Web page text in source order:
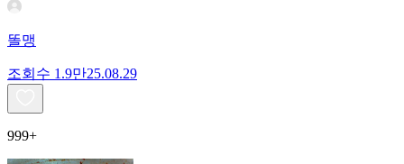
똘맹
조회수 1.9만25.08.29
999+